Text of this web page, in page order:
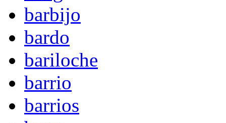
barbijo
bardo
bariloche
barrio
barrios